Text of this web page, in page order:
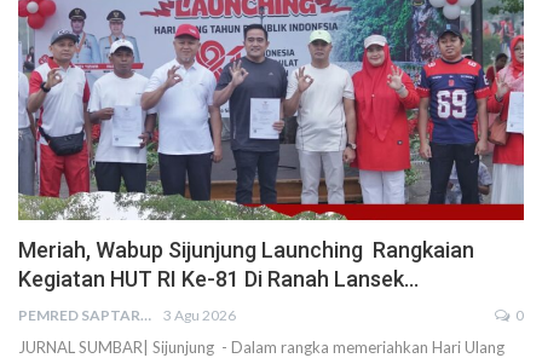
Meriah, Wabup Sijunjung Launching Rangkaian
Kegiatan HUT RI Ke-81 Di Ranah Lansek…
PEMRED SAPTARIUS 3 Agu 2026 0
JURNAL SUMBAR| Sijunjung - Dalam rangka memeriahkan Hari Ulang